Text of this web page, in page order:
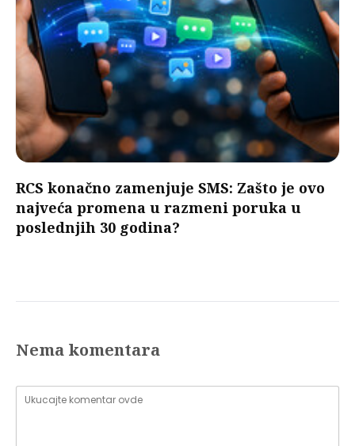
RCS konačno zamenjuje SMS: Zašto je ovo
najveća promena u razmeni poruka u
poslednjih 30 godina?
Nema komentara